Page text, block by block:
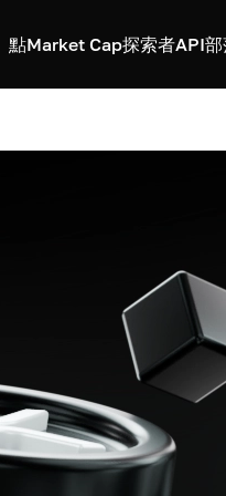
點Market Cap探索者API